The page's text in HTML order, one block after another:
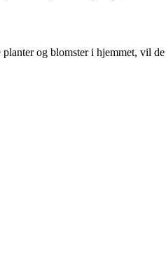
og blomster i hjemmet, vil